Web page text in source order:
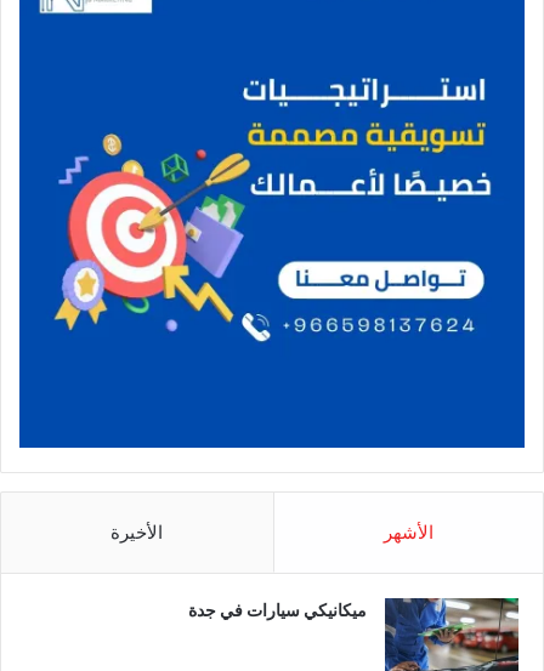
الأشهر الأخيرة
ميكانيكي سيارات في جدة